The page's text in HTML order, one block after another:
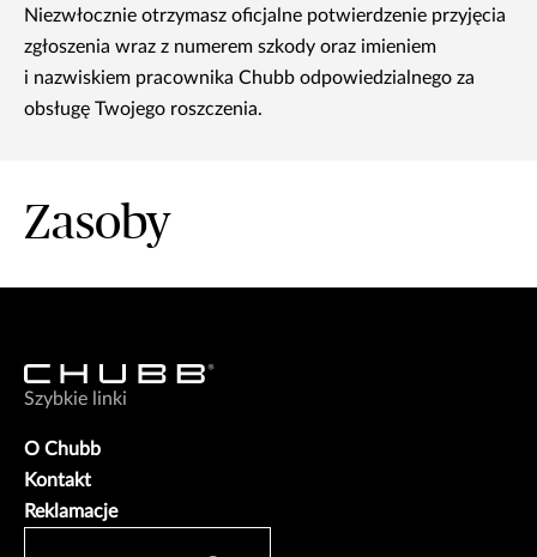
Niezwłocznie otrzymasz oficjalne potwierdzenie przyjęcia
zgłoszenia wraz z numerem szkody oraz imieniem
i nazwiskiem pracownika Chubb odpowiedzialnego za
obsługę Twojego roszczenia.
Zasoby
Szybkie linki
O Chubb
Kontakt
Reklamacje